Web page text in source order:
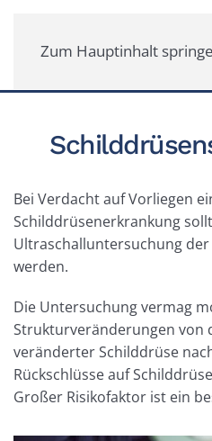
Zum Hauptinhalt
Bei Verdacht auf Vorliegen
Schilddrüsenerkrankung
Ultraschalluntersuchung
werden.
Die Untersuchung vermag
Strukturveränderungen von
veränderter Schilddrüse
Rückschlüsse auf
Großer Risikofaktor ist ein